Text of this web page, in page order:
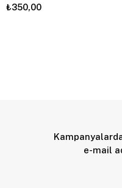
₺350,00
e-mail